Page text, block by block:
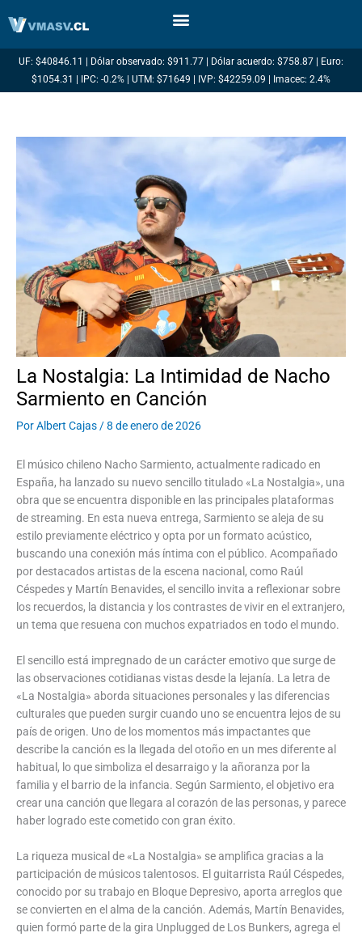
UF: $40846.11 | Dólar observado: $911.77 | Dólar acuerdo: $758.87 | Euro:
$1054.31 | IPC: -0.2% | UTM: $71649 | IVP: $42259.09 | Imacec: 2.4%
La Nostalgia: La Intimidad de Nacho
Sarmiento en Canción
PorAlbert Cajas /8 de enero de 2026
El músico chileno Nacho Sarmiento, actualmente radicado en
España, ha lanzado su nuevo sencillo titulado «La Nostalgia», una
obra que se encuentra disponible en las principales plataformas
de streaming. En esta nueva entrega, Sarmiento se aleja de su
estilo previamente eléctrico y opta por un formato acústico,
buscando una conexión más íntima con el público. Acompañado
por destacados artistas de la escena nacional, como Raúl
Céspedes y Martín Benavides, el sencillo invita a reflexionar sobre
los recuerdos, la distancia y los contrastes de vivir en el extranjero,
un tema que resuena con muchos expatriados en todo el mundo.
El sencillo está impregnado de un carácter emotivo que surge de
las observaciones cotidianas vistas desde la lejanía. La letra de
«La Nostalgia» aborda situaciones personales y las diferencias
culturales que pueden surgir cuando uno se encuentra lejos de su
país de origen. Uno de los momentos más impactantes que
describe la canción es la llegada del otoño en un mes diferente al
habitual, lo que simboliza el desarraigo y la añoranza por la
familia y el barrio de la infancia. Según Sarmiento, el objetivo era
crear una canción que llegara al corazón de las personas, y parece
haber logrado este cometido con gran éxito.
La riqueza musical de «La Nostalgia» se amplifica gracias a la
participación de músicos talentosos. El guitarrista Raúl Céspedes,
conocido por su trabajo en Bloque Depresivo, aporta arreglos que
se convierten en el alma de la canción. Además, Martín Benavides,
quien formó parte de la gira Unplugged de Los Bunkers, agrega el